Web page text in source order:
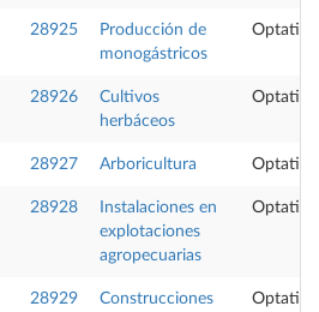
28925
Producción de
monogástricos
Optativa
28926
Cultivos
herbáceos
Optativa
28927 Arboricultura Optativa
28928
Instalaciones en
explotaciones
agropecuarias
Optativa
28929
Construcciones
Optativa